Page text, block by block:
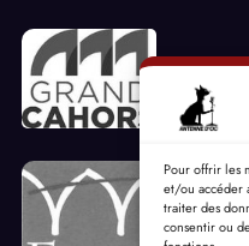
Pour offrir les
et/ou accéder
traiter des
consentir ou